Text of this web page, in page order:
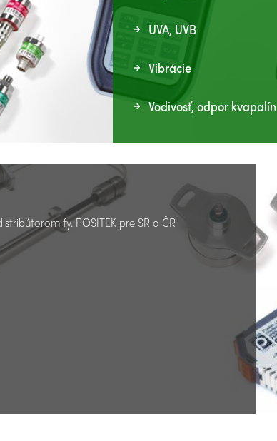
UVA, UVB
Vibrácie
Vodivosť, odpor kvapalín
fy. POSITEK pre SR a ČR